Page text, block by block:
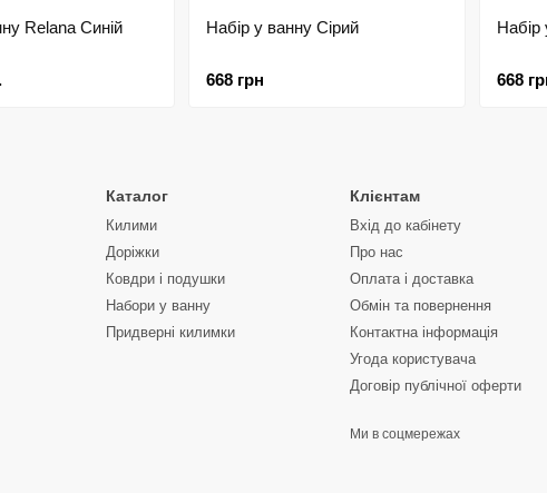
Relana Синій Набір у ванну Сірий
668 грн 668
Каталог
Килими
Доріжки
Ковдри і подушки
Набори у ванну
Придверні килимки
Клієнтам
Вхід до кабінету
Про нас
Оплата і доставка
Обмін та повернення
Контактна інформація
Угода користувача
Договір публічної оферти
Ми в соцмережах